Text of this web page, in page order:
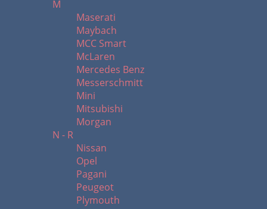
M
Maserati
Maybach
MCC Smart
McLaren
Mercedes Benz
Messerschmitt
Mini
Mitsubishi
Morgan
N - R
Nissan
Opel
Pagani
Peugeot
Plymouth